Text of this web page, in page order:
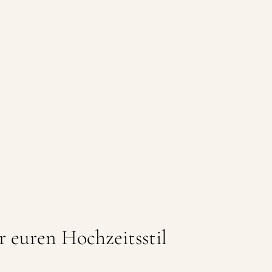
euren Hochzeitsstil